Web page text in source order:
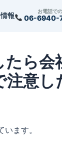
報
お電話で
06-6940-
たら
意し
ます。